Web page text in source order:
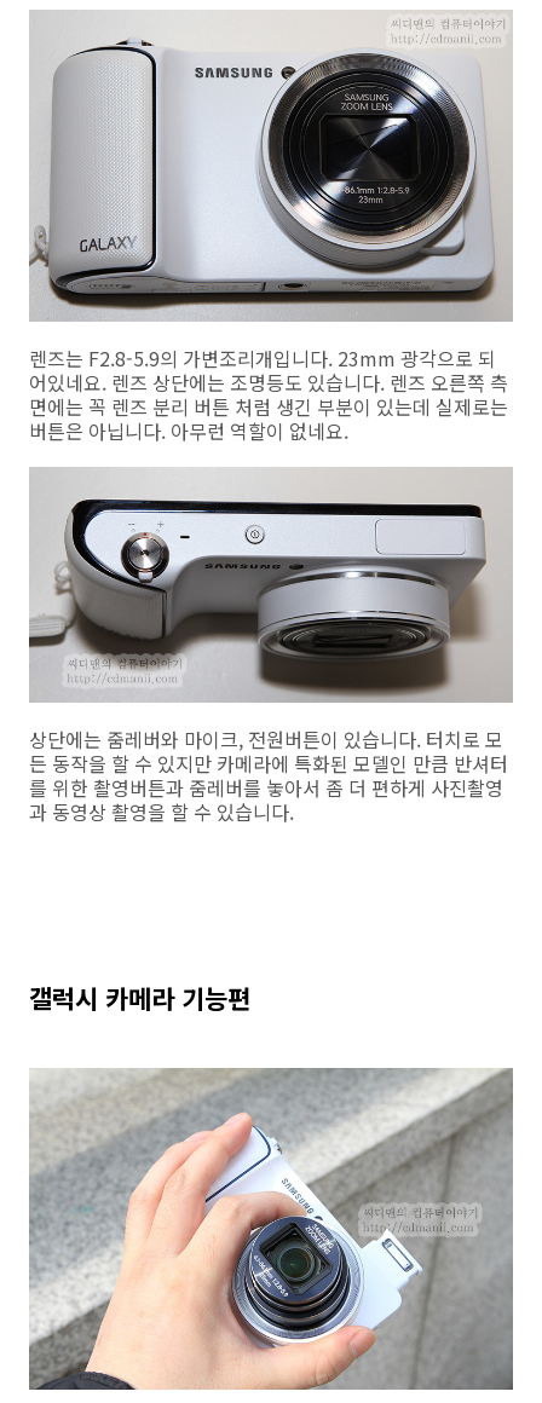
렌즈는 F2.8-5.9의 가변조리개입니다. 23mm 광각으로 되
어있네요. 렌즈 상단에는 조명등도 있습니다. 렌즈 오른쪽 측
면에는 꼭 렌즈 분리 버튼 처럼 생긴 부분이 있는데 실제로는
버튼은 아닙니다. 아무런 역할이 없네요.
상단에는 줌레버와 마이크, 전원버튼이 있습니다. 터치로 모
든 동작을 할 수 있지만 카메라에 특화된 모델인 만큼 반셔터
를 위한 촬영버튼과 줌레버를 놓아서 좀 더 편하게 사진촬영
과 동영상 촬영을 할 수 있습니다.
갤럭시 카메라 기능편